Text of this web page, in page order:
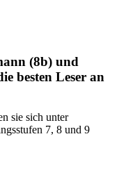
(8b) und
besten Leser an
sie sich unter
7, 8 und 9